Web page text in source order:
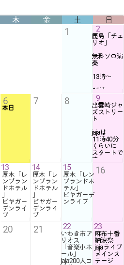
1 2
鹿島「チェ
リオ」
無料ソロ演
奏
13時〜
15時
6
本日
7 8 9
出雲崎ジャ
ズストリー
ト
jajaは
11時40分
くらいに
スタートで
す
jajaメンバ
ーと
加
13
厚木「レ
ンブラン
ドホテル
」
ビヤガー
デンライ
ブ
14
厚木「レ
ンブラン
ドホテル
」
ビヤガー
デンライ
ブ
15
厚木「レン
ブランドホ
テル」
ビヤガーデ
ンライブ
16
20 21 22
いわき市ア
リオス
「音楽小ホ
ール」
jaja200人コ
23
麻布十番
納涼祭
jajaライブ
メインス
テージ
木 金 土 日